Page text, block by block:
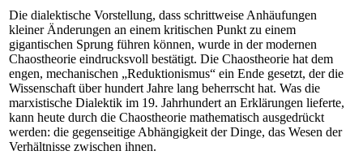
Die dialektische Vorstellung, dass schrittweise Anhäufungen
kleiner Änderungen an einem kritischen Punkt zu einem
gigantischen Sprung führen können, wurde in der modernen
Chaostheorie eindrucksvoll bestätigt. Die Chaostheorie hat dem
engen, mechanischen „Reduktionismus“ ein Ende gesetzt, der die
Wissenschaft über hundert Jahre lang beherrscht hat. Was die
marxistische Dialektik im 19. Jahrhundert an Erklärungen lieferte,
kann heute durch die Chaostheorie mathematisch ausgedrückt
werden: die gegenseitige Abhängigkeit der Dinge, das Wesen der
Verhältnisse zwischen ihnen.